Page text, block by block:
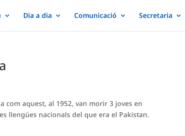
Dia a dia Comunicació Secretaria
com aquest, al 1952, van morir 3 joves en
llengües nacionals del que era el Pakistan.